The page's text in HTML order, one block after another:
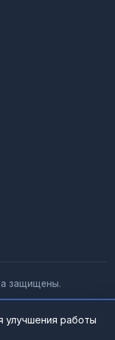
защищены.
улучшения работы